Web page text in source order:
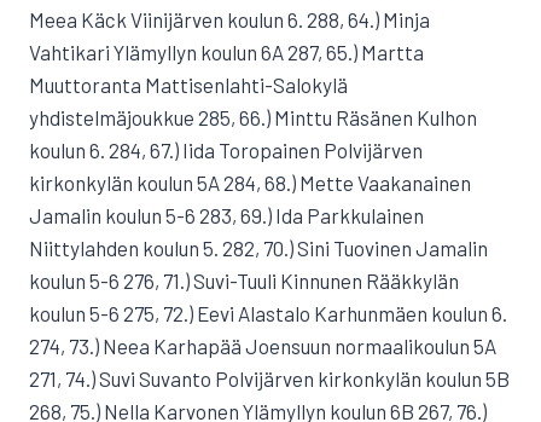
Meea Käck Viinijärven koulun 6. 288, 64.) Minja
Vahtikari Ylämyllyn koulun 6A 287, 65.) Martta
Muuttoranta Mattisenlahti-Salokylä
yhdistelmäjoukkue 285, 66.) Minttu Räsänen Kulhon
koulun 6. 284, 67.) Iida Toropainen Polvijärven
kirkonkylän koulun 5A 284, 68.) Mette Vaakanainen
Jamalin koulun 5-6 283, 69.) Ida Parkkulainen
Niittylahden koulun 5. 282, 70.) Sini Tuovinen Jamalin
koulun 5-6 276, 71.) Suvi-Tuuli Kinnunen Rääkkylän
koulun 5-6 275, 72.) Eevi Alastalo Karhunmäen koulun 6.
274, 73.) Neea Karhapää Joensuun normaalikoulun 5A
271, 74.) Suvi Suvanto Polvijärven kirkonkylän koulun 5B
268, 75.) Nella Karvonen Ylämyllyn koulun 6B 267, 76.)